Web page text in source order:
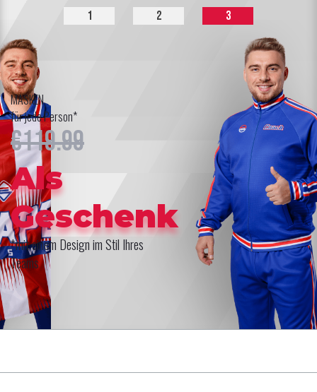
MASKEN
für jede Person*
€119.99
Als
Geschenk
*mit einem Design im Stil Ihres
Teams
1 2 3